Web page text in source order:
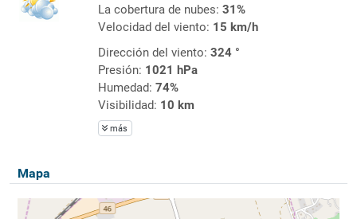
La cobertura de nubes: 31%
Velocidad del viento: 15 km/h
Dirección del viento: 324 °
Presión: 1021 hPa
Humedad: 74%
Visibilidad: 10 km
más
Mapa